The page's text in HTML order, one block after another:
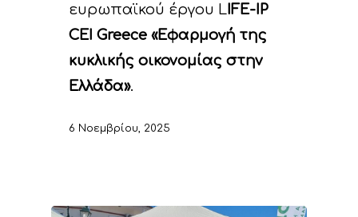
ευρωπαϊκού έργου L IFE-IP
CEI Greece «Εφαρμογή της
κυκλικής οικονομίας στην
Ελλάδα».
6 Νοεμβρίου, 2025